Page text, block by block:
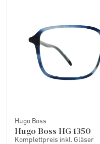
Hugo Boss
Hugo Boss HG 1350
Komplettpreis inkl. Gläser